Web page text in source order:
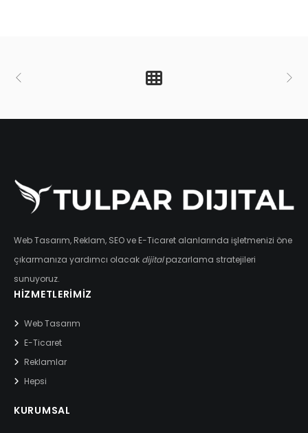
Web Tasarım, Reklam, SEO ve E-Ticaret alanlarında işletmenizi öne
çıkarmanıza yardımcı olacak dijitalpazarlama stratejileri
sunuyoruz.
HIZMETLERIMIZ
Web Tasarım
E-Ticaret
Reklamlar
Hepsi
KURUMSAL